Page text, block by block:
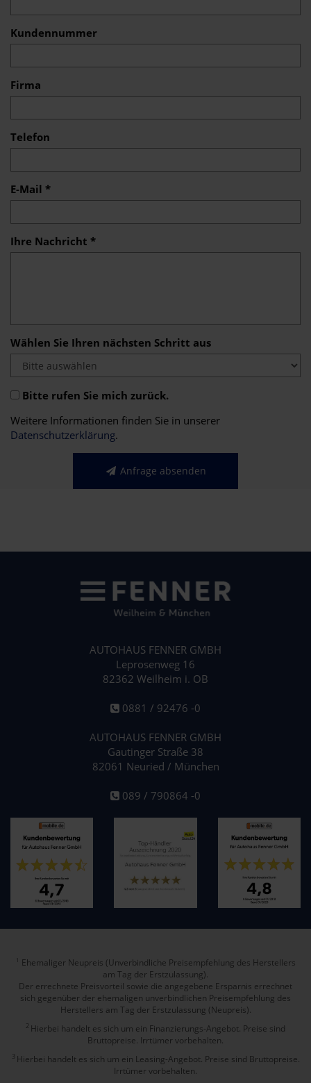
Kundennummer
Firma
Telefon
E-Mail *
Ihre Nachricht *
Wählen Sie Ihren nächsten Schritt aus
Bitte rufen Sie mich zurück.
Weitere Informationen finden Sie in unserer
Datenschutzerklärung.
Anfrage absenden
AUTOHAUS FENNER GMBH
Leprosenweg 16
82362 Weilheim i. OB
0881 / 92476 -0
AUTOHAUS FENNER GMBH
Gautinger Straße 38
82061 Neuried / München
089 / 790864 -0
Ehemaliger Neupreis (Unverbindliche Preisempfehlung des Herstellers
am Tag der Erstzulassung).
Der errechnete Preisvorteil sowie die angegebene Ersparnis errechnet
sich gegenüber der ehemaligen unverbindlichen Preisempfehlung des
Herstellers am Tag der Erstzulassung (Neupreis).
2 Hierbei handelt es sich um ein Finanzierungs-Angebot. Preise sind
Bruttopreise. Irrtümer vorbehalten.
3 Hierbei handelt es sich um ein Leasing-Angebot. Preise sind Bruttopreise.
Irrtümer vorbehalten.